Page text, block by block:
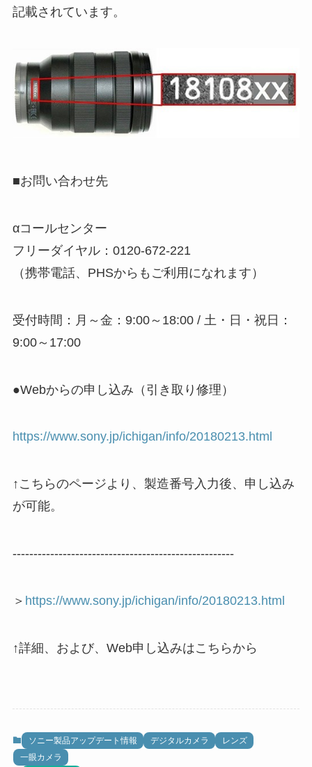
記載されています。
■お問い合わせ先
αコールセンター
フリーダイヤル：0120-672-221
（携帯電話、PHSからもご利用になれます）
受付時間：月～金：9:00～18:00 / 土・日・祝日：
9:00～17:00
●Webからの申し込み（引き取り修理）
https://www.sony.jp/ichigan/info/20180213.html
↑こちらのページより、製造番号入力後、申し込み
が可能。
-----------------------------------------------------
＞ https://www.sony.jp/ichigan/info/20180213.html
↑詳細、および、Web申し込みはこちらから
ソニー製品アップデート情報 デジタルカメラ
レンズ
一眼カメラ